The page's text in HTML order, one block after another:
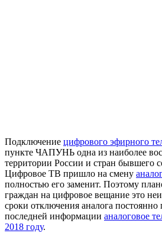
Подключение цифрового эфирного
пункте ЧАПУНЬ одна из наиболее
территории России и стран бывшего
Цифровое ТВ пришло на смену
полностью его заменит. Поэтому
граждан на цифровое вещание это
сроки отключения аналога постоянно
последней информации аналоговое
2018 году.